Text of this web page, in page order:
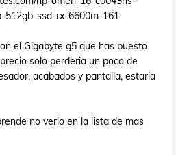
512gb-ssd-rx-6600m-161
el Gigabyte g5 que has puesto
solo perderia un poco de
acabados y pantalla, estaria
no verlo en la lista de mas